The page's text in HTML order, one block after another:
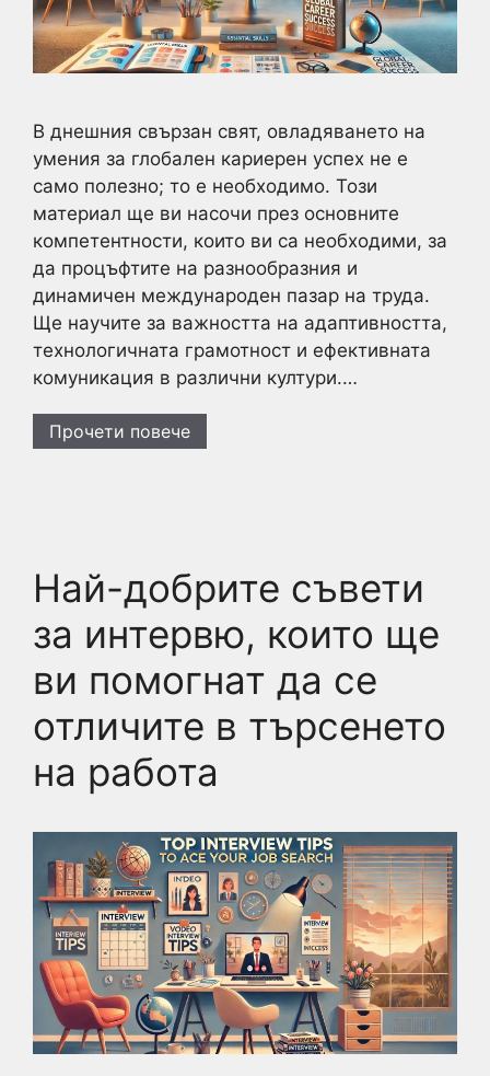
В днешния свързан свят, овладяването на
умения за глобален кариерен успех не е
само полезно; то е необходимо. Този
материал ще ви насочи през основните
компетентности, които ви са необходими, за
да процъфтите на разнообразния и
динамичен международен пазар на труда.
Ще научите за важността на адаптивността,
технологичната грамотност и ефективната
комуникация в различни култури.…
Прочети повече
Най-добрите съвети
за интервю, които ще
ви помогнат да се
отличите в търсенето
на работа